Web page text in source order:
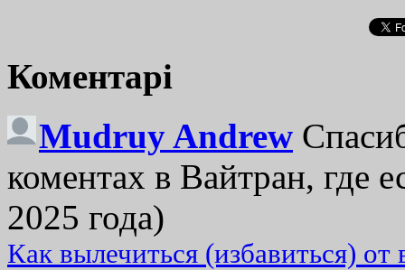
Коментарі
Mudruy Andrew
коментах в Вайтран, где
2025 года)
Как вылечиться (избавиться)